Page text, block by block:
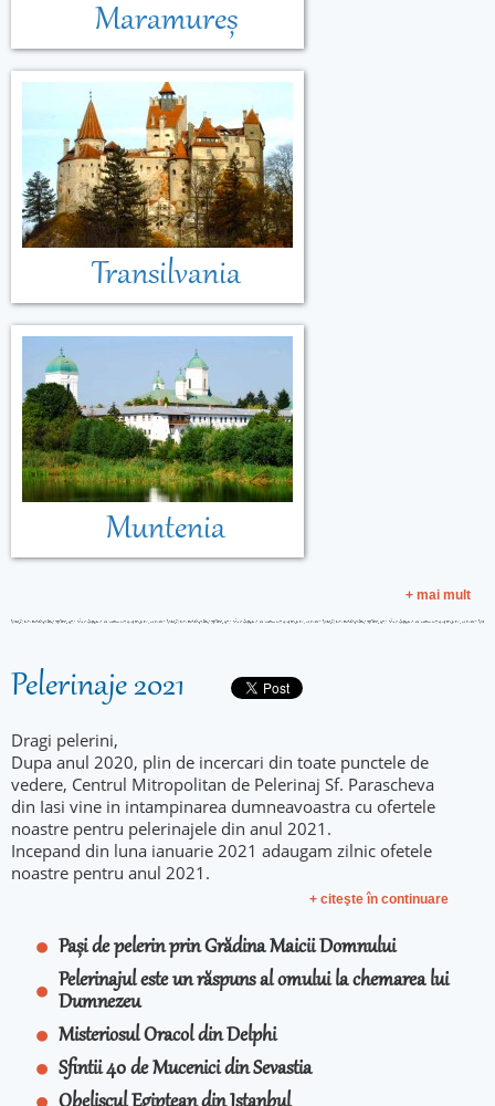
Maramureș
Transilvania
Muntenia
+ mai mult
Pelerinaje 2021
Dragi pelerini,
Dupa anul 2020, plin de incercari din toate punctele de
vedere, Centrul Mitropolitan de Pelerinaj Sf. Parascheva
din Iasi vine in intampinarea dumneavoastra cu ofertele
noastre pentru pelerinajele din anul 2021.
Incepand din luna ianuarie 2021 adaugam zilnic ofetele
noastre pentru anul 2021.
+ citeşte în continuare
Pași de pelerin prin Grădina Maicii Domnului
Pelerinajul este un răspuns al omului la chemarea lui
Dumnezeu
Misteriosul Oracol din Delphi
Sfintii 40 de Mucenici din Sevastia